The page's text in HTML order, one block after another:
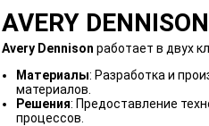
AVERY DENNISON
Avery Dennison работает в двух
Материалы: Разработка и
материалов.
Решения: Предоставление
процессов.